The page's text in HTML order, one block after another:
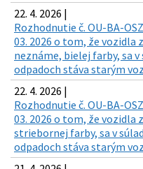
22. 4. 2026 |
Rozhodnutie č. OU-BA-
03. 2026 o tom, že vozidla
neznáme, bielej farby, sa v
odpadoch stáva starým
22. 4. 2026 |
Rozhodnutie č. OU-BA-
03. 2026 o tom, že vozidla
striebornej farby, sa v
odpadoch stáva starým